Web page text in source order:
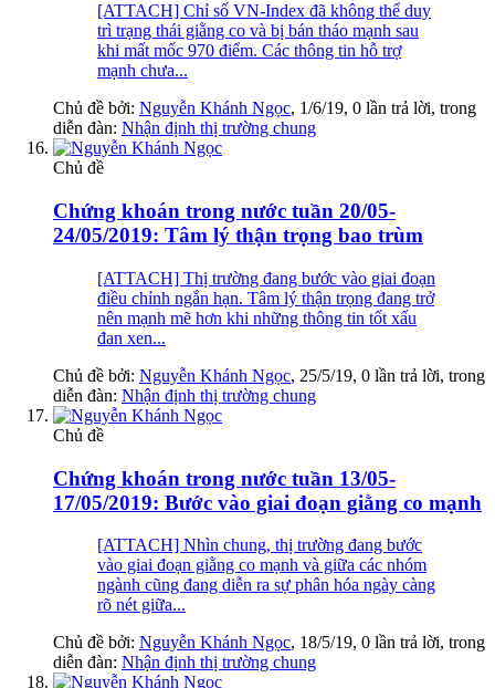
[ATTACH] Chỉ số VN-Index đã không thể duy
trì trạng thái giằng co và bị bán tháo mạnh sau
khi mất mốc 970 điểm. Các thông tin hỗ trợ
mạnh chưa...
Chủ đề bởi: Nguyễn Khánh Ngọc, 1/6/19, 0 lần trả lời, trong
diễn đàn: Nhận định thị trường chung
Chủ đề
Chứng khoán trong nước tuần 20/05-
24/05/2019: Tâm lý thận trọng bao trùm
[ATTACH] Thị trường đang bước vào giai đoạn
điều chỉnh ngắn hạn. Tâm lý thận trọng đang trở
nên mạnh mẽ hơn khi những thông tin tốt xấu
đan xen...
Chủ đề bởi: Nguyễn Khánh Ngọc, 25/5/19, 0 lần trả lời, trong
diễn đàn: Nhận định thị trường chung
Chủ đề
Chứng khoán trong nước tuần 13/05-
17/05/2019: Bước vào giai đoạn giằng co mạnh
[ATTACH] Nhìn chung, thị trường đang bước
vào giai đoạn giằng co mạnh và giữa các nhóm
ngành cũng đang diễn ra sự phân hóa ngày càng
rõ nét giữa...
Chủ đề bởi: Nguyễn Khánh Ngọc, 18/5/19, 0 lần trả lời, trong
diễn đàn: Nhận định thị trường chung